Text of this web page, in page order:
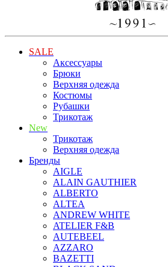
SALE
Аксессуары
Брюки
Верхняя одежда
Костюмы
Рубашки
Трикотаж
New
Трикотаж
Верхняя одежда
Бренды
AIGLE
ALAIN GAUTHIER
ALBERTO
ALTEA
ANDREW WHITE
ATELIER F&B
AUTEBEEL
AZZARO
BAZETTI